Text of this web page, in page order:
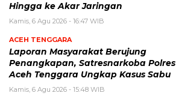
Hingga ke Akar Jaringan
Kamis, 6 Agu 2026 - 16:47 WIB
ACEH TENGGARA
Laporan Masyarakat Berujung
Penangkapan, Satresnarkoba Polres
Aceh Tenggara Ungkap Kasus Sabu
Kamis, 6 Agu 2026 - 15:48 WIB